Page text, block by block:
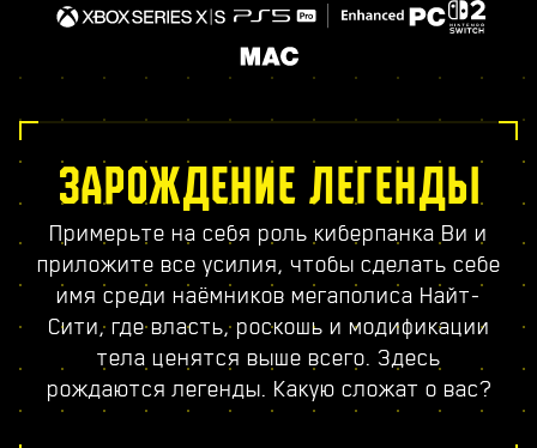
ЗАРОЖДЕНИЕ ЛЕГЕНДЫ
Примерьте на себя роль киберпанка Ви и
приложите все усилия, чтобы сделать себе
имя среди наёмников мегаполиса Найт-
Сити, где власть, роскошь и модификации
тела ценятся выше всего. Здесь
рождаются легенды. Какую сложат о вас?